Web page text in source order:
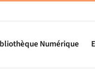
Numérique